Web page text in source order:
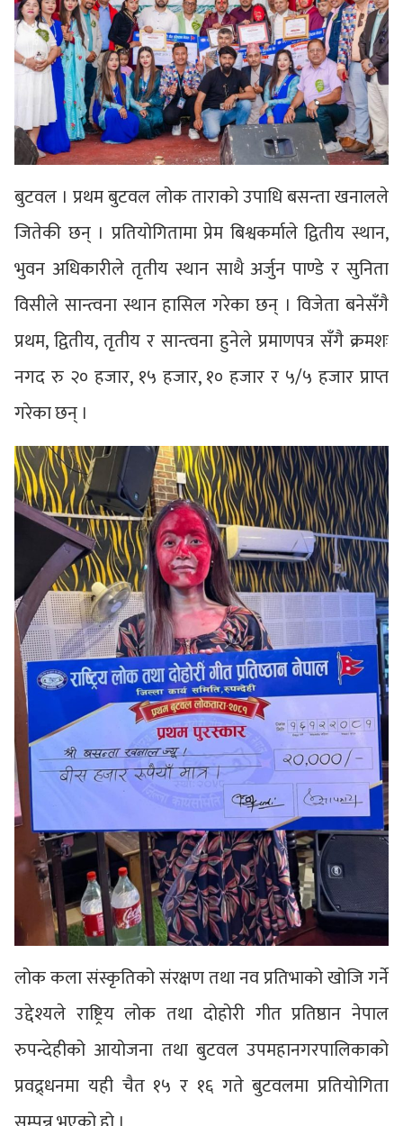
बुटवल । प्रथम बुटवल लोक ताराको उपाधि बसन्ता खनालले
जितेकी छन् । प्रतियोगितामा प्रेम बिश्वकर्माले द्वितीय स्थान,
भुवन अधिकारीले तृतीय स्थान साथै अर्जुन पाण्डे र सुनिता
विसीले सान्त्वना स्थान हासिल गरेका छन् । विजेता बनेसँगै
प्रथम, द्वितीय, तृतीय र सान्त्वना हुनेले प्रमाणपत्र सँगै क्रमशः
नगद रु २० हजार, १५ हजार, १० हजार र ५/५ हजार प्राप्त
गरेका छन् ।
लोक कला संस्कृतिको संरक्षण तथा नव प्रतिभाको खोजि गर्ने
उद्देश्यले राष्ट्रिय लोक तथा दोहोरी गीत प्रतिष्ठान नेपाल
रुपन्देहीको आयोजना तथा बुटवल उपमहानगरपालिकाको
प्रवद्र्धनमा यही चैत १५ र १६ गते बुटवलमा प्रतियोगिता